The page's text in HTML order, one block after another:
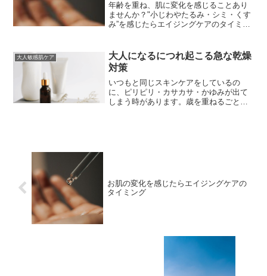
年齢を重ね、肌に変化を感じることあり
ませんか？"小じわやたるみ・シミ・くす
み”を感じたらエイジングケアのタイミン
言います。化粧水と乳液だけで何も問題
なかったスキンケア。...
大人敏感肌ケア
大人になるにつれ起こる急な乾燥
対策
いつもと同じスキンケアをしているの
に、ピリピリ・カサカサ・かゆみが出て
しまう時があります。歳を重ねるごとに
お肌の変化を感じたらエイジングケアの
タイミング